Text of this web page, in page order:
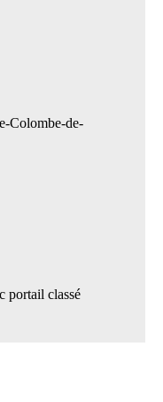
Colombe-de-
portail classé